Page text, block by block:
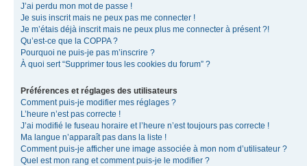
J’ai perdu mon mot de passe !
Je suis inscrit mais ne peux pas me connecter !
Je m’étais déjà inscrit mais ne peux plus me connecter à présent ?!
Qu’est-ce que la COPPA ?
Pourquoi ne puis-je pas m’inscrire ?
À quoi sert “Supprimer tous les cookies du forum” ?
Préférences et réglages des utilisateurs
Comment puis-je modifier mes réglages ?
L’heure n’est pas correcte !
J’ai modifié le fuseau horaire et l’heure n’est toujours pas correcte !
Ma langue n’apparaît pas dans la liste !
Comment puis-je afficher une image associée à mon nom d’utilisateur ?
Quel est mon rang et comment puis-je le modifier ?